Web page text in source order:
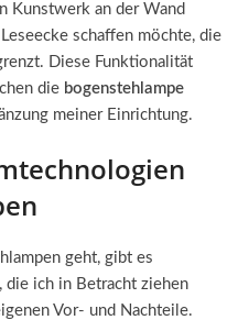
Kunstwerk an der Wand
schaffen möchte, die
Diese Funktionalität
die bogenstehlampe
meiner Einrichtung.
geht, gibt es
ich in Betracht ziehen
Vor- und Nachteile.